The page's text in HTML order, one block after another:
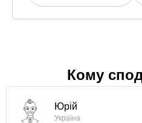
Кому
Юрій
Україна